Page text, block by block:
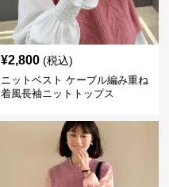
¥2,800 (税込)
ニットベスト ケーブル編み重ね
着風長袖ニットトップス